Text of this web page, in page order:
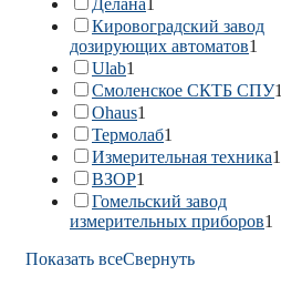
Делана1
Кировоградский завод
дозирующих автоматов1
Ulab1
Смоленское СКТБ СПУ1
Ohaus1
Термолаб1
Измерительная техника1
ВЗОР1
Гомельский завод
измерительных приборов1
Показать всеСвернуть